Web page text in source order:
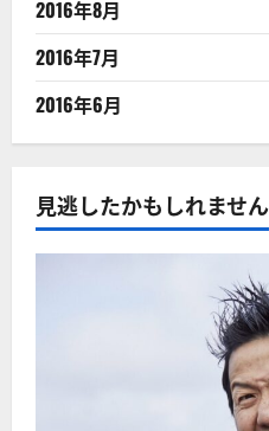
2016年8月
2016年7月
2016年6月
見逃したかもしれません